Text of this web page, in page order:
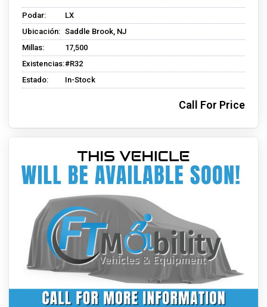
Podar:
LX
Ubicación: Saddle Brook, NJ
Millas:
17,500
Existencias:#R32
Estado:
In-Stock
Call For Price